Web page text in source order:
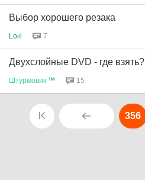
Выбор хорошего резака
Loкi 7
Двухслойные DVD - где взять?
Штурмовик ™ 15
356